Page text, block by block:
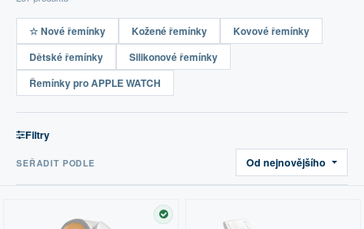
☆ Nové řemínky Kožené řemínky
Kovové řemínky
Dětské řemínky
Silikonové řemínky
Řemínky pro APPLE WATCH
Filtry
SEŘADIT PODLE Od nejnovějšího
SKLADEM